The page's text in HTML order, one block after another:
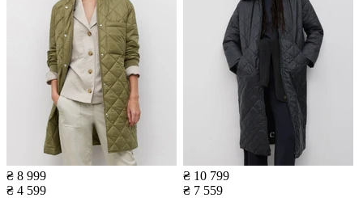
₴ 8 999
₴ 4 599
₴ 10 799
₴ 7 559